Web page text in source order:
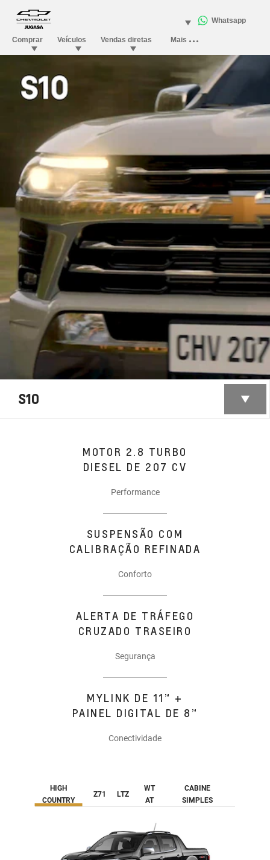
S10
MOTOR 2.8 TURBO
DIESEL DE 207 CV
Performance
SUSPENSÃO COM
CALIBRAÇÃO REFINADA
Conforto
ALERTA DE TRÁFEGO
CRUZADO TRASEIRO
Segurança
MYLINK DE 11” +
PAINEL DIGITAL DE 8”
Conectividade
HIGH
COUNTRY
Z71 LTZ
WT
AT
CABINE
SIMPLES